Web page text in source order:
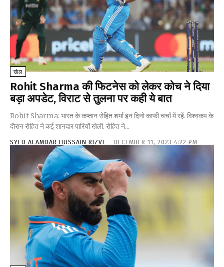
खेल
Rohit Sharma की फिटनेस को लेकर कोच ने दिया
बड़ा अपडेट, विराट से तुलना पर कही ये बात
Rohit Sharma: भारत के कप्तान रोहित शर्मा इन दिनो काफी चर्चा में रहें. विश्वकप के
दौरान रोहित ने कई शानदार पारियों खेली. रोहित ने...
SYED ALAMDAR HUSSAIN RIZVI - DECEMBER 11, 2023 4:22 PM